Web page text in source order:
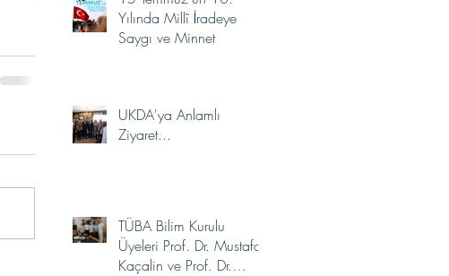
Yılında Millî İradeye
Saygı ve Minnet
UKDA'ya Anlamlı
Ziyaret...
TÜBA Bilim Kurulu
Üyeleri Prof. Dr. Mustafa
Kaçalin ve Prof. Dr.